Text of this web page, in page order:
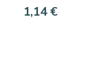
1,14 €